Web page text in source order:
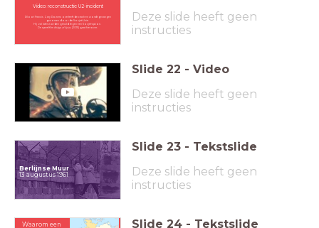
Video: reconstructie U2-incident
Piloot Francis Gary Powers overleeft de crash en wordt gevangen
genomen door de Sovjet-Unie.
Hij zal later worden geruild tegen een Sovjet-spion.
De speelfilm Bridge of Spies (2015) gaat hierover.
Deze slide heeft geen
instructies
Slide 22 - Video
Deze slide heeft geen
instructies
Berlijnse Muur
13 augustus 1961
Slide 23 - Tekstslide
Deze slide heeft geen
instructies
Waarom een
Slide 24 - Tekstslide